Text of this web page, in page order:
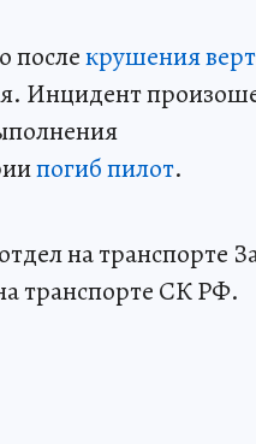
послекрушения
Инцидент
погиб пилот.
на транспорте
транспорте СК РФ.